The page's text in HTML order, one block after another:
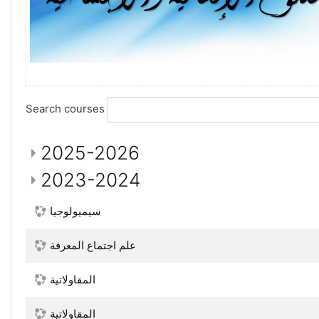
Search courses
2025-2026
2023-2024
سيميولوجيا
علم اجتماع المعرفة
المقاولاتية
المقاولاتية